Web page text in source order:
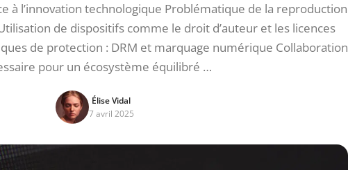
à l’innovation technologique Problématique de la reproduction
de dispositifs comme le droit d’auteur et les licences
de protection : DRM et marquage numérique Collaboration
pour un écosystème équilibré …
Élise Vidal
7 avril 2025